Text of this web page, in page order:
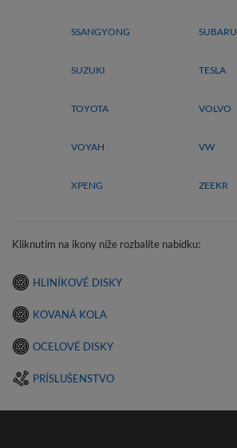
SSANGYONG SUBARU
SUZUKI TESLA
TOYOTA VOLVO
VOYAH VW
XPENG ZEEKR
Kliknutím na ikony níže rozbalíte nabídku:
HLINÍKOVÉ DISKY
KOVANÁ KOLA
OCELOVÉ DISKY
PRÍSLUŠENSTVO